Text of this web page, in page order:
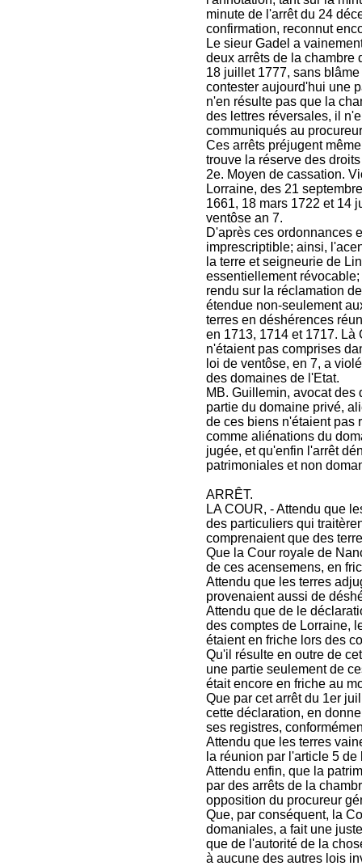
minute de l'arrêt du 24
confirmation, reconnut
Le sieur Gadel a
deux arrêts de la chambre
18 juillet 1777, sans
contester aujourd'hui une
n'en résulte pas que la
des lettres réversales, il
communiqués au
Ces arrêts préjugent
trouve la réserve des
2e. Moyen de cassation.
Lorraine, des 21
1661, 18 mars 1722 et 14
ventôse an 7.
D'après ces ordonnances
imprescriptible; ainsi,
la terre et seigneurie de
essentiellement
rendu sur la réclamation
étendue non-seulement
terres en déshérences
en 1713, 1714 et 1717. Là
n'étaient pas comprises
loi de ventôse, en 7, a
des domaines de l'Etat.
MB. Guillemin, avocat
partie du domaine privé,
de ces biens n'étaient pas
comme aliénations du
jugée, et qu'enfin l'arrêt
patrimoniales et non
ARRÊT.
LA COUR, - Attendu que
des particuliers qui
comprenaient que des
Que la Cour royale de
de ces acensemens, en
Attendu que les terres
provenaient aussi de
Attendu que de le
des comptes de Lorraine,
étaient en friche lors des
Qu'il résulte en outre de
une partie seulement de
était encore en friche au
Que par cet arrêt du 1er
cette déclaration, en
ses registres,
Attendu que les terres
la réunion par l'article 5
Attendu enfin, que la
par des arrêts de la
opposition du procureur
Que, par conséquent, la
domaniales, a fait une
que de l'autorité de la
à aucune des autres lois